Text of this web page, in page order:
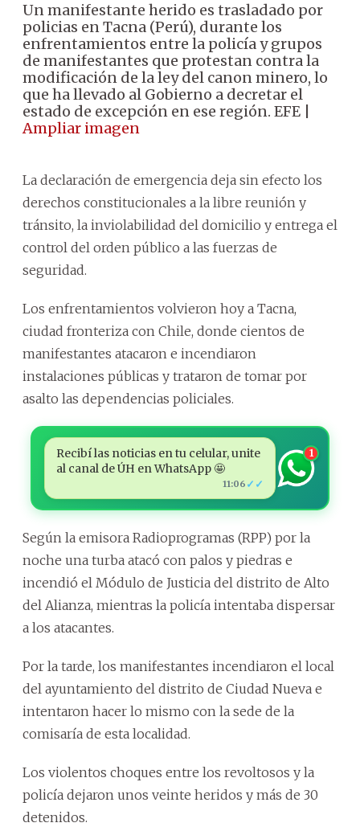
Un manifestante herido es trasladado por
policias en Tacna (Perú), durante los
enfrentamientos entre la policía y grupos
de manifestantes que protestan contra la
modificación de la ley del canon minero, lo
que ha llevado al Gobierno a decretar el
estado de excepción en ese región. EFE |
Ampliar imagen
La declaración de emergencia deja sin efecto los
derechos constitucionales a la libre reunión y
tránsito, la inviolabilidad del domicilio y entrega el
control del orden público a las fuerzas de
seguridad.
Los enfrentamientos volvieron hoy a Tacna,
ciudad fronteriza con Chile, donde cientos de
manifestantes atacaron e incendiaron
instalaciones públicas y trataron de tomar por
asalto las dependencias policiales.
Recibí las noticias en tu celular, unite
al canal de ÚH en WhatsApp 🤩
11:06 ✓✓
1
Según la emisora Radioprogramas (RPP) por la
noche una turba atacó con palos y piedras e
incendió el Módulo de Justicia del distrito de Alto
del Alianza, mientras la policía intentaba dispersar
a los atacantes.
Por la tarde, los manifestantes incendiaron el local
del ayuntamiento del distrito de Ciudad Nueva e
intentaron hacer lo mismo con la sede de la
comisaría de esta localidad.
Los violentos choques entre los revoltosos y la
policía dejaron unos veinte heridos y más de 30
detenidos.